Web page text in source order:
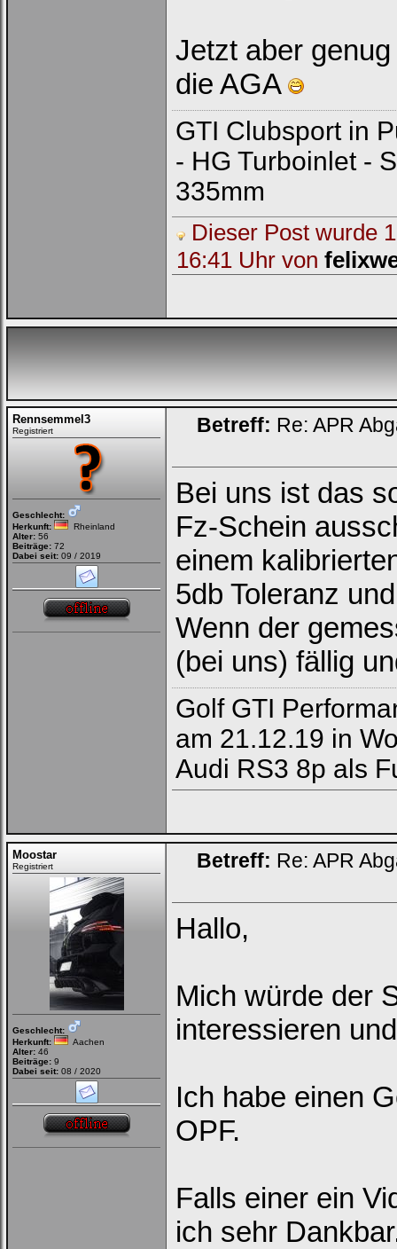
Ich habe mein Passwort
vergessen Registrieren
Jetzt aber
die AGA
GTI Clubsport in
- HG Turboinlet -
335mm
Dieser Post wurde
16:41 Uhr von
Rennsemmel3
Registriert
Geschlecht:
Herkunft:
Rheinland
Alter: 56
Beiträge: 72
Dabei seit: 09 / 2019
Betreff: Re: APR
Bei uns ist das
Fz-Schein
einem
5db Toleranz
Wenn der
(bei uns) fällig
Golf GTI
am 21.12.19 in
Audi RS3 8p als
Moostar
Registriert
Geschlecht:
Herkunft:
Aachen
Alter: 46
Beiträge: 9
Dabei seit: 08 / 2020
Betreff: Re: APR
Hallo,
Mich würde der
interessieren
Ich habe einen
OPF.
Falls einer ein
ich sehr